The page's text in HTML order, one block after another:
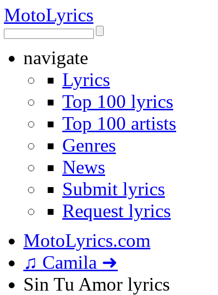
MotoLyrics
navigate
Lyrics
Top 100 lyrics
Top 100 artists
Genres
News
Submit lyrics
Request lyrics
MotoLyrics.com
♫ Camila ➜
Sin Tu Amor lyrics